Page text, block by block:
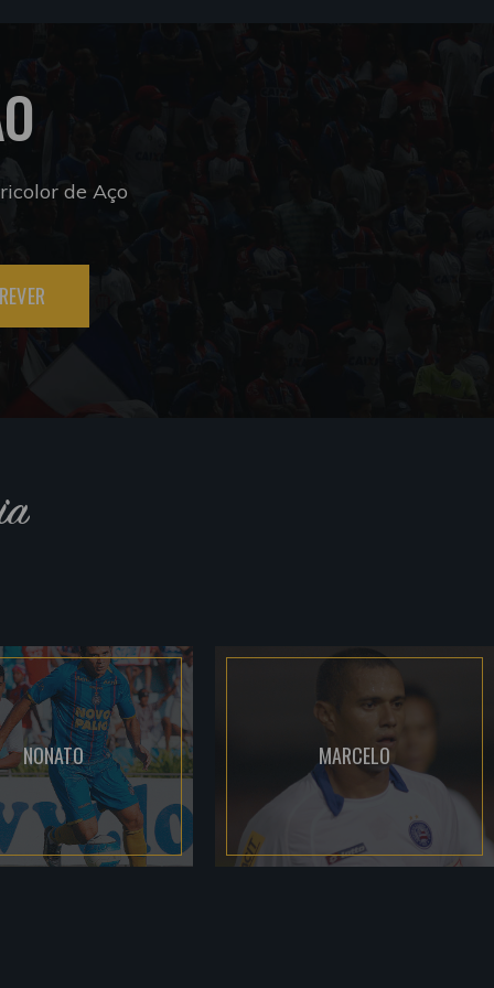
de Aço
NONATO MARCELO